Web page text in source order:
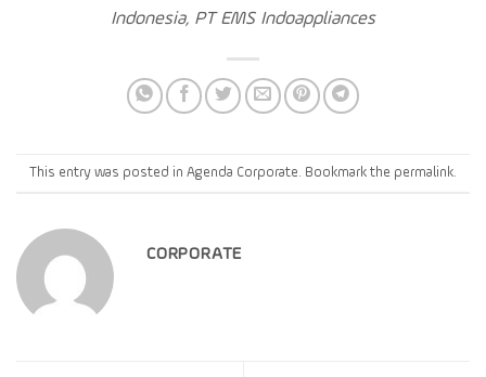
Indonesia, PT EMS Indoappliances
This entry was posted in Agenda Corporate . Bookmark the permalink
CORPORATE